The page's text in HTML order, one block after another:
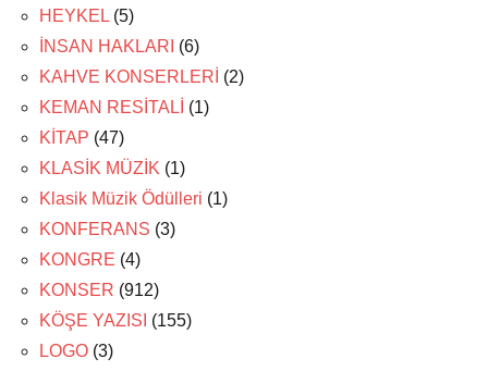
HEYKEL (5)
İNSAN HAKLARI (6)
KAHVE KONSERLERİ (2)
KEMAN RESİTALİ (1)
KİTAP (47)
KLASİK MÜZİK (1)
Klasik Müzik Ödülleri (1)
KONFERANS (3)
KONGRE (4)
KONSER (912)
KÖŞE YAZISI (155)
LOGO (3)